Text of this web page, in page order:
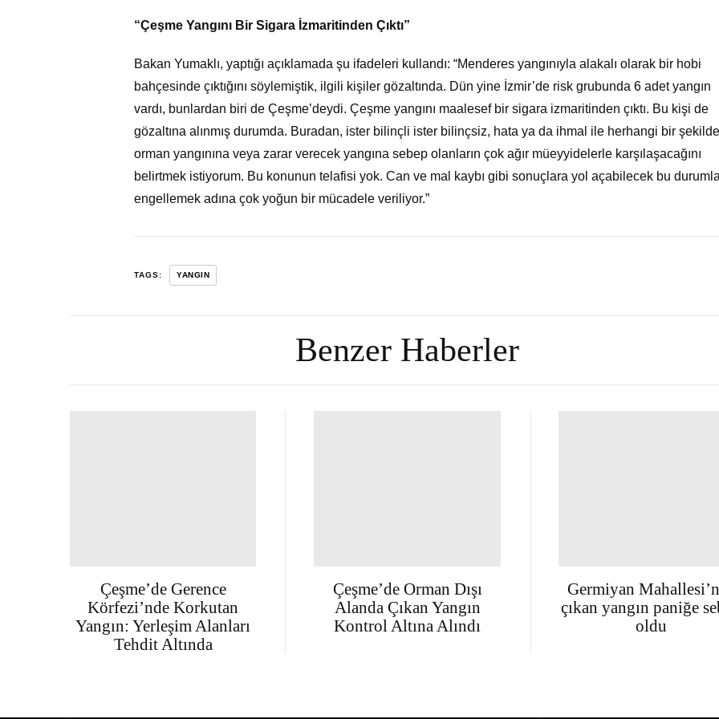
“Çeşme Yangını Bir Sigara İzmaritinden Çıktı”
Bakan Yumaklı, yaptığı açıklamada şu ifadeleri kullandı: “Menderes yangınıyla alakalı olarak bir hobi
bahçesinde çıktığını söylemiştik, ilgili kişiler gözaltında. Dün yine İzmir’de risk grubunda 6 adet yangın
vardı, bunlardan biri de Çeşme’deydi. Çeşme yangını maalesef bir sigara izmaritinden çıktı. Bu kişi de
gözaltına alınmış durumda. Buradan, ister bilinçli ister bilinçsiz, hata ya da ihmal ile herhangi bir şekilde
orman yangınına veya zarar verecek yangına sebep olanların çok ağır müeyyidelerle karşılaşacağını
belirtmek istiyorum. Bu konunun telafisi yok. Can ve mal kaybı gibi sonuçlara yol açabilecek bu
engellemek adına çok yoğun bir mücadele veriliyor.”
TAGS: YANGIN
Benzer Haberler
Çeşme’de Gerence
Körfezi’nde Korkutan
Yangın: Yerleşim Alanları
Tehdit Altında
Çeşme’de Orman Dışı
Alanda Çıkan Yangın
Kontrol Altına Alındı
Germiyan
çıkan yangın paniğe
oldu